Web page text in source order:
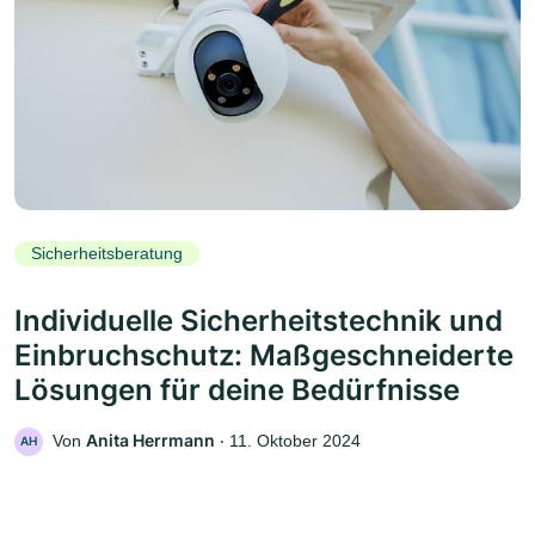
Sicherheitsberatung
Individuelle Sicherheitstechnik und
Einbruchschutz: Maßgeschneiderte
Lösungen für deine Bedürfnisse
AH Von Anita Herrmann ‧ 11. Oktober 2024